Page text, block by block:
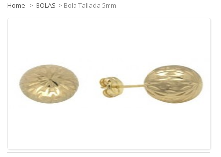
Home > BOLAS > Bola Tallada 5mm